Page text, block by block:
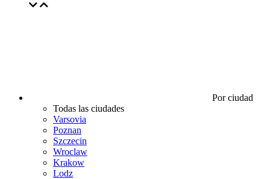
Por ciudad
Todas las ciudades
Varsovia
Poznan
Szczecin
Wroclaw
Krakow
Lodz